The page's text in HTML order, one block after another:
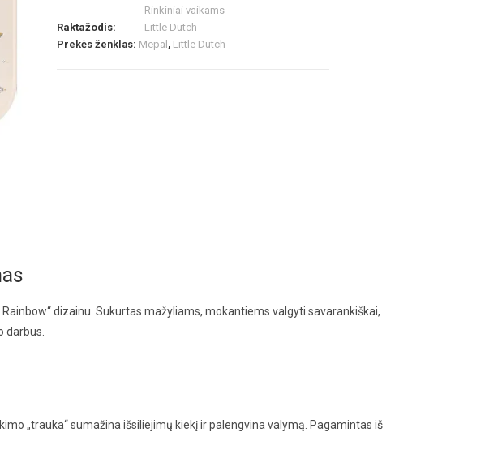
Rinkiniai vaikams
Raktažodis:
Little Dutch
Prekės ženklas: Mepal , Little Dutch
dizainu. Sukurtas mažyliams, mokantiems valgyti savarankiškai,
darbus.
„trauka“ sumažina išsiliejimų kiekį ir palengvina valymą. Pagamintas iš